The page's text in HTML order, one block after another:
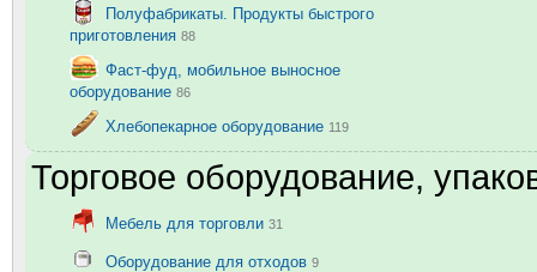
Полуфабрикаты. Продукты быстрого
приготовления 88
Фаст-фуд, мобильное выносное
оборудование 86
Хлебопекарное оборудование 119
Торговое оборудование,
Мебель для торговли 31
Оборудование для отходов 9